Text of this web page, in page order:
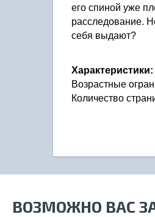
его спиной уже
расследование.
себя выдают?
Характеристики:
Возрастные
Количество
ВОЗМОЖНО ВАС